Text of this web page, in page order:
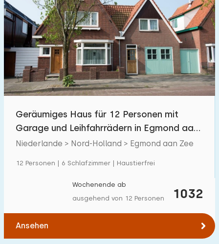
Zu öffentlichen Verkehrsmitteln(max. km) :
0,2 0,5 1 2 5
Unterkunft
Im Ferienpark
Einfamilienhaus
Ferienbauernhof
Tiny house
Geräumiges Haus für 12 Personen mit
Garage und Leihfahrrädern in Egmond aan
Zee
Niederlande > Nord-Holland > Egmond aan Zee
12 Personen | 6 Schlafzimmer | Haustierfrei
1032
Wochenende ab
ausgehend von 12 Personen
Ansehen